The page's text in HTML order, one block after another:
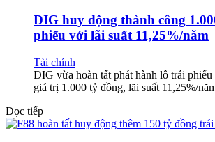
DIG huy động thành công
phiếu với lãi suất 11,25%/năm
Tài chính
DIG vừa hoàn tất phát hành lô trái
giá trị 1.000 tỷ đồng, lãi suất 11,25%/
Đọc tiếp